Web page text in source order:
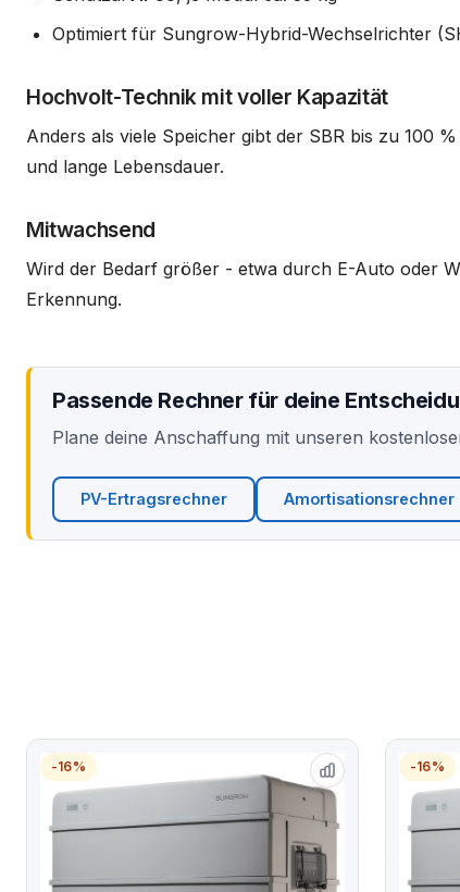
Optimiert für Sungrow-Hybrid-Wechselrichter
Hochvolt-Technik mit voller Kapazität
Anders als viele Speicher gibt der SBR bis zu 100
und lange Lebensdauer.
Mitwachsend
Wird der Bedarf größer - etwa durch E-Auto oder
Erkennung.
Passende Rechner für deine
Plane deine Anschaffung mit unseren
PV-Ertragsrechner Amortisationsrechner
-16% -16%